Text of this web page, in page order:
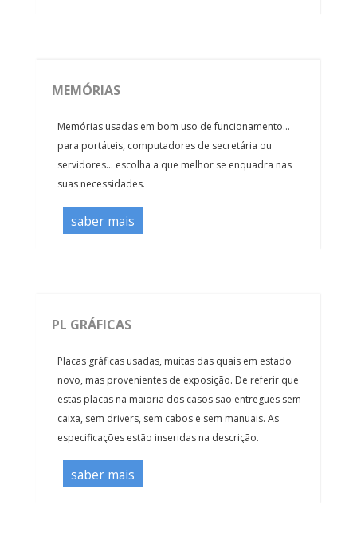
MEMÓRIAS
Memórias usadas em bom uso de funcionamento...
para portáteis, computadores de secretária ou
servidores... escolha a que melhor se enquadra nas
suas necessidades.
saber mais
PL GRÁFICAS
Placas gráficas usadas, muitas das quais em estado
novo, mas provenientes de exposição. De referir que
estas placas na maioria dos casos são entregues sem
caixa, sem drivers, sem cabos e sem manuais. As
especificações estão inseridas na descrição.
saber mais